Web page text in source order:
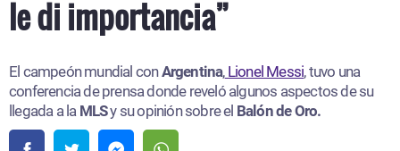
le di importancia”
El campeón mundial conArgentina,Lionel Messi, tuvo una
conferencia de prensa donde reveló algunos aspectos de su
llegada a la MLSy su opinión sobre el Balón de Oro.